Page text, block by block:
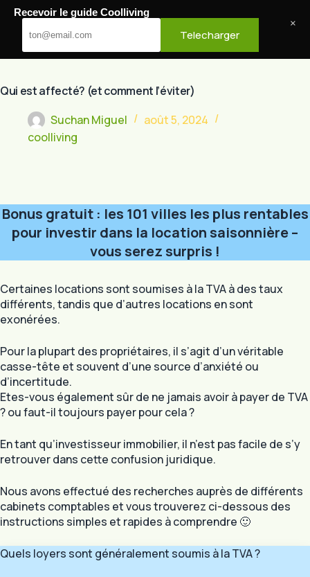
Passer
contenu
Cool Living
Qui est affecté? (et comment l’éviter)
Suchan Miguel
août 5, 2024
coolliving
Bonus gratuit : les 101 villes les plus rentables
pour investir dans la location saisonnière –
vous serez surpris !
Certaines locations sont soumises à la TVA à des taux
différents, tandis que d’autres locations en sont
exonérées.
Pour la plupart des propriétaires, il s’agit d’un véritable
casse-tête et souvent d’une source d’anxiété ou
d’incertitude.
Etes-vous également sûr de ne jamais avoir à payer de TVA
? ou faut-il toujours payer pour cela ?
En tant qu’investisseur immobilier, il n’est pas facile de s’y
retrouver dans cette confusion juridique.
Nous avons effectué des recherches auprès de différents
cabinets comptables et vous trouverez ci-dessous des
instructions simples et rapides à comprendre 🙂
Quels loyers sont généralement soumis à la TVA ?
Recevoir le guide Coolliving
Telecharger
×